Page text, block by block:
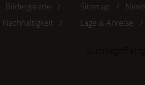
Bildergalerie
Nachhaltigkeit
Sitemap
Lage & Anreise